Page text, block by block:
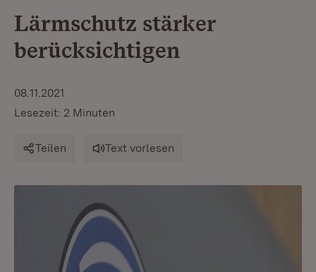
Lärmschutz stärker
berücksichtigen
08.11.2021
Lesezeit: 2 Minuten
Teilen Text vorlesen